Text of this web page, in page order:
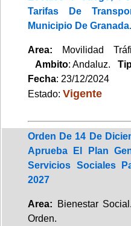
Tarifas De
Municipio De
Area: Movilidad
Ambito: Andaluz.
Fecha: 23/12/2024
Estado: Vigente
Orden De 14 De
Aprueba El Plan
Servicios Sociales
2027
Area: Bienestar
Orden.